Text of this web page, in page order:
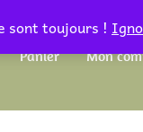
sont toujours !
Panier Mon